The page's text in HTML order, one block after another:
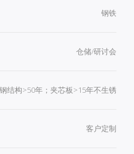
钢铁
仓储/研讨会
钢结构>50年；夹芯板>15年不生锈
客户定制